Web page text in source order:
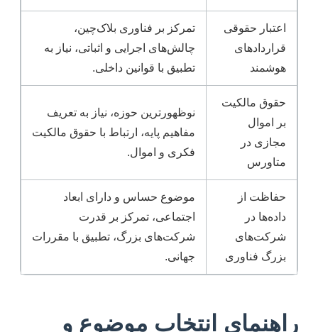
اعتبار حقوقی
قراردادهای
هوشمند
تمرکز بر فناوری بلاک‌چین،
چالش‌های اجرایی و اثباتی، نیاز به
تطبیق با قوانین داخلی.
حقوق مالکیت
بر اموال
مجازی در
متاورس
نوظهورترین حوزه، نیاز به تعریف
مفاهیم پایه، ارتباط با حقوق مالکیت
فکری و اموال.
حفاظت از
داده‌ها در
شرکت‌های
بزرگ فناوری
موضوع حساس و دارای ابعاد
اجتماعی، تمرکز بر قدرت
شرکت‌های بزرگ، تطبیق با مقررات
جهانی.
راهنمای انتخاب موضوع و